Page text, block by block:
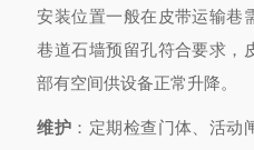
安装位置一般在皮带运输巷
巷道石墙预留孔符合要求，
部有空间供设备正常升降。
维护 ：定期检查门体、活